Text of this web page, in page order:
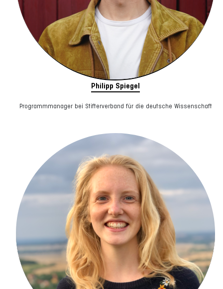
Philipp Spiegel
Programmmanager bei Stifterverband für die deutsche Wissenschaft